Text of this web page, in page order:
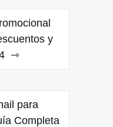
y
para
Completa